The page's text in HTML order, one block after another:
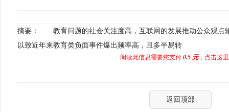
摘要： 教育问题的社会关注度高，互联网的发展推动公众观点
以致近年来教育类负面事件爆出频率高，且多半易转
阅读此信息需要您支付 0.5 元，点击这
返回顶部